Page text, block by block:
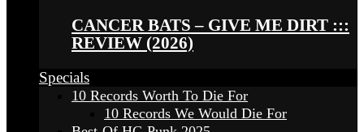
CANCER BATS – GIVE ME DIRT :::
REVIEW (2026)
Specials
10 Records Worth To Die For
10 Records We Would Die For